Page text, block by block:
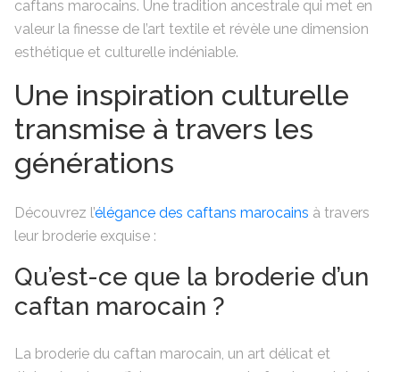
caftans marocains. Une tradition ancestrale qui met en
valeur la finesse de l’art textile et révèle une dimension
esthétique et culturelle indéniable.
Une inspiration culturelle
transmise à travers les
générations
Découvrez l’élégance des caftans marocains à travers
leur broderie exquise :
Qu’est-ce que la broderie d’un
caftan marocain ?
La broderie du caftan marocain, un art délicat et